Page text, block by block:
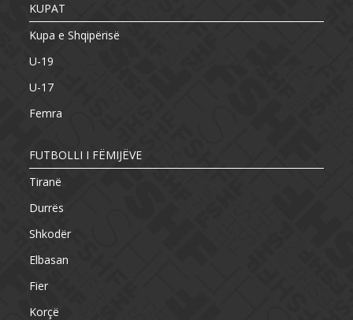
KUPAT
Kupa e Shqipërisë
U-19
U-17
Femra
FUTBOLLI I FËMIJËVE
Tiranë
Durrës
Shkodër
Elbasan
Fier
Korçë